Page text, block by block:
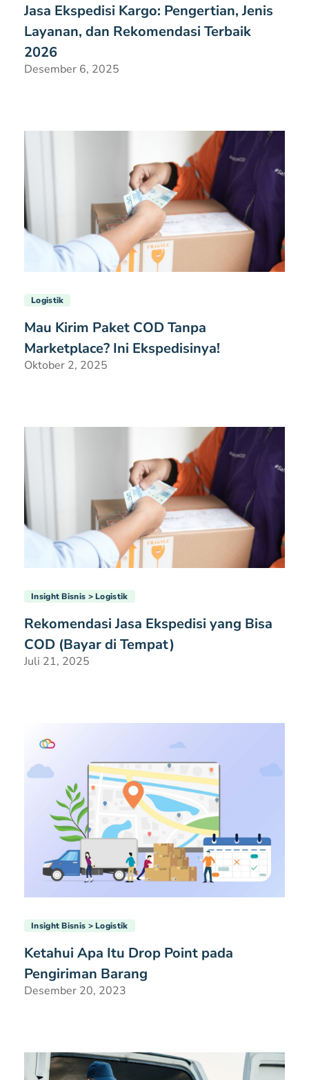
Jasa Ekspedisi Kargo: Pengertian, Jenis
Layanan, dan Rekomendasi Terbaik
2026
Desember 6, 2025
Logistik
Mau Kirim Paket COD Tanpa
Marketplace? Ini Ekspedisinya!
Oktober 2, 2025
Insight Bisnis Logistik
Rekomendasi Jasa Ekspedisi yang Bisa
COD (Bayar di Tempat)
Juli 21, 2025
Insight Bisnis Logistik
Ketahui Apa Itu Drop Point pada
Pengiriman Barang
Desember 20, 2023